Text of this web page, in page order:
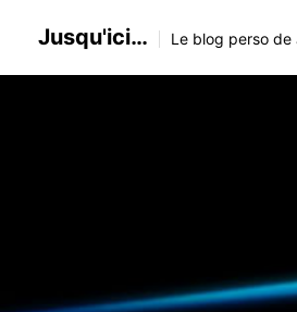
Jusqu'ici… Le blog perso de